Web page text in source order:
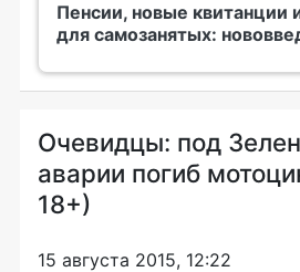
Пенсии, новые квитанции
для самозанятых:
Очевидцы: под
аварии погиб
18+)
15 августа 2015, 12:22